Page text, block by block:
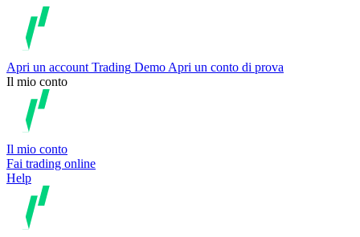
Apri un account Trading Demo Apri un conto di prova
Il mio conto
Il mio conto
Fai trading online
Help